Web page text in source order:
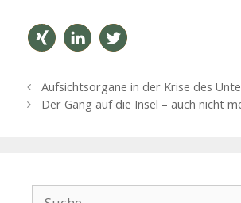
en n
B
e
Aufsichtsorgane in der Krise des
Der Gang auf die Insel – auch nicht